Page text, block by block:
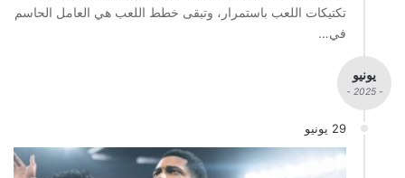
تكتيكات اللعب باستمرار، وتبقى خطط اللعب هي العامل الحاسم
في…
يونيو
- 2025 -
29 يونيو